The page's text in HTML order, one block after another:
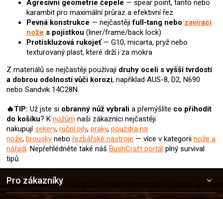
Agresivní geometrie čepele — spear point, tanto nebo
karambit pro maximální průraz a efektivní řez
Pevná konstrukce — nejčastějifull-tang nebo zavírací
nože s pojistkou (liner/frame/back lock)
Protiskluzová rukojeť— G10, micarta, pryž nebo
texturovaný plast, které drží i za mokra
Z materiálů se nejčastěji používají druhy oceli s vyšší tvrdostí
a dobrou odolností vůči korozi, například AUS-8, D2, N690
nebo Sandvik 14C28N.
🔥TIP: Už jste si obranný nůž vybrali a přemýšlíte co přihodit
do košíku? K nožům naši zákazníci nejčastěji
nakupujísekery, ruční pily, praky, pouzdra na
nože, brousky nebo řezbářské nástroje — více v kategorii nože a
nářadí. Nepřehlédněte také náš BushCraft portál plný survival
tipů.
Pro zákazníky